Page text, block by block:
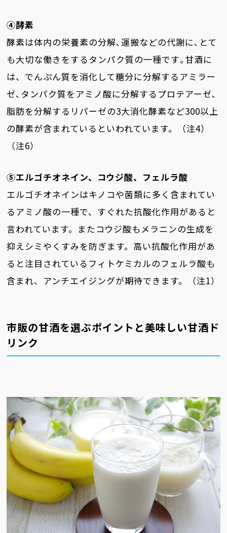
④酵素
酵素は体内の栄養素の分解､運搬などの代謝に､とて
も大切な働きをするタンパク質の一種です｡甘酒に
は、でんぷん質を消化して糖分に分解するアミラー
ゼ､タンパク質をアミノ酸に分解するプロテアーゼ､
脂肪を分解するリパーゼの3大消化酵素など300以上
の酵素が含まれているといわれています。（注4）
（注6）
⑤エルゴチオネイン、コウジ酸、フェルラ酸
エルゴチオネインはキノコや菌類に多く含まれてい
るアミノ酸の一種で、すぐれた抗酸化作用があると
言われています。またコウジ酸もメラニンの生成を
抑えシミやくすみを防ぎます。高い抗酸化作用があ
ると注目されているフィトケミカルのフェルラ酸も
含まれ、アンチエイジングが期待できます。（注1）
市販の甘酒を選ぶポイントと美味しい甘酒ド
リンク